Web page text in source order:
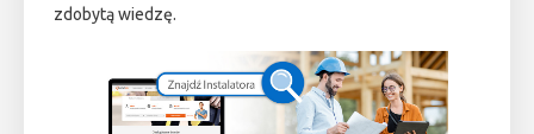
zdobytą wiedzę.